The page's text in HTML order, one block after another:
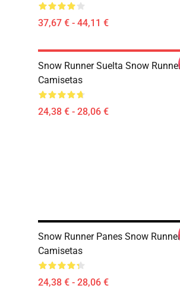
37,67 € - 44,11 €
Snow Runner Suelta Snow Runner
Camisetas
24,38 € - 28,06 €
Snow Runner Panes Snow Runner
Camisetas
24,38 € - 28,06 €